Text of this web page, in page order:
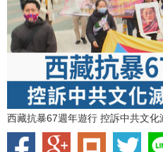
西藏抗暴67週年遊行 控訴中共文化